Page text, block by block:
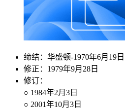
缔结：华盛顿-1970年6月19日
修正：1979年9月28日
修订：
○ 1984年2月3日
○ 2001年10月3日